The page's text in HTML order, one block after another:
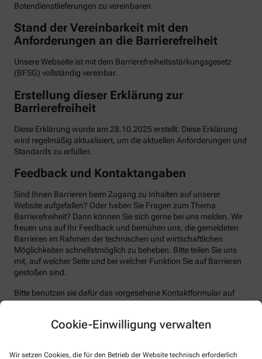
Cookie-Einwilligung verwalten
Wir setzen Cookies, die für den Betrieb der Website technisch erforderlich
Botendienstlieferungen zu vereinbaren.
Stand der Vereinbarkeit mit den
Anforderungen an die Barrierefreiheit
Unsere Webseite ist mit dem Barrierefreiheitsstärkungsgesetz
(BFSG) vollständig vereinbar.
Erstellung dieser Erklärung zur
Barrierefreiheit
Diese Erklärung wurde am 28.10.2025 erstellt. Diese Erklärung
wird regelmäßig aktualisiert, um die aktuellen Anforderungen und
Standards zu erfüllen.
Feedback und Kontaktangaben
Sind Ihnen Barrieren beim Zugang zu Inhalten auf unserer
Website aufgefallen? Oder haben Sie Fragen zum Thema
Barrierefreiheit? Dann können Sie sich gerne bei uns melden. Wir
freuen uns auf Ihr Feedback und bemühen uns, die gemeldeten
Barrieren im Rahmen der technischen und wirtschaftlichen
Möglichkeiten schnellstmöglich zu beheben. Bitte teilen Sie uns
mit, auf welcher Seite und bei welcher Funktion Sie auf Barrieren
gestoßen sind.
Bitte benutzen sie dafür das vorgesehene Kontaktformular auf
unserer Website. Sie können uns auch über folgende Wege die
Telefon: +49-766460180